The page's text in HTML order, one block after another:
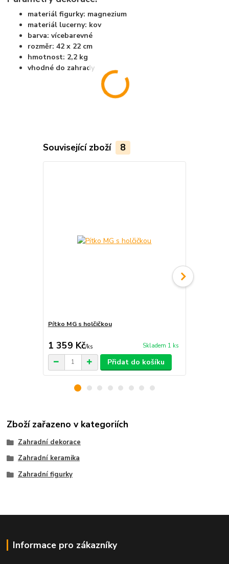
materiál figurky: magnezium
materiál lucerny: kov
barva: vícebarevné
rozměr: 42 x 22 cm
hmotnost: 2,2 kg
vhodné do zahrady
Související zboží 8
Pítko MG s holčičkou
1 359 Kč/ks Skladem 1 ks
Přidat do košíku
Zboží zařazeno v kategoriích
Zahradní dekorace
Zahradní keramika
Zahradní figurky
Informace pro zákazníky